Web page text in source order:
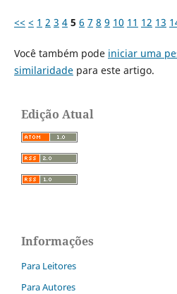
<< < 1 2 3 4 5 6 7 8 9 10 11 12 13
Você também pode iniciar uma
similaridadepara este artigo.
Edição Atual
Informações
Para Leitores
Para Autores